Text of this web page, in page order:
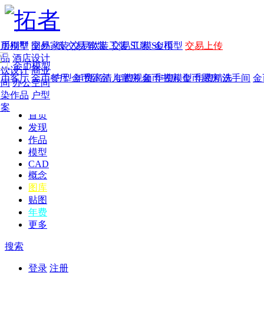
首页
发现
年费 作品 图纸 交易 软装 工装 SU模 金币
年费版块
费图纸 年费户型 年费高清 年费视频 年费模型 年费精选
作品
别墅 国外
酒店设计
设计 商业
办公空间
作品 户型
模型
模型 交易家装 交易软装 交易工装 SU模型 交易上传
金币模型
客厅 金币餐厅 金币卧室 儿童房 金币书房 金币厨房 洗手间 金
CAD
概念
图库
贴图
年费
更多
搜索
登录 注册